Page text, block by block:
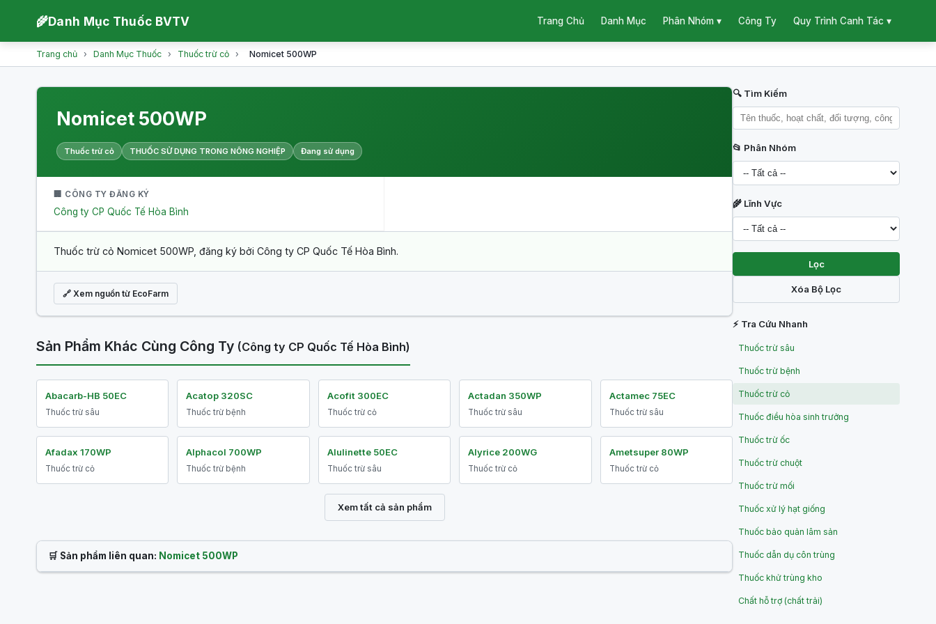
🌾Danh Mục Thuốc BVTV Trang Chủ Danh Mục Phân Nhóm ▾ Công Ty Quy Trình Canh Tác ▾
Trang chủ › Danh Mục Thuốc › Thuốc trừ cỏ › Nomicet 500WP
Nomicet 500WP
Thuốc trừ cỏ THUỐC SỬ DỤNG TRONG NÔNG NGHIỆP Đang sử dụng
🏢 CÔNG TY ĐĂNG KÝ
Công ty CP Quốc Tế Hòa Bình
Thuốc trừ cỏ Nomicet 500WP, đăng ký bởi Công ty CP Quốc Tế Hòa Bình.
🔗 Xem nguồn từ EcoFarm
Sản Phẩm Khác Cùng Công Ty (Công ty CP Quốc Tế Hòa Bình)
Abacarb-HB 50EC
Thuốc trừ sâu
Acatop 320SC
Thuốc trừ bệnh
Acofit 300EC
Thuốc trừ cỏ
Actadan 350WP
Thuốc trừ sâu
Actamec 75EC
Thuốc trừ sâu
Afadax 170WP
Thuốc trừ cỏ
Alphacol 700WP
Thuốc trừ bệnh
Alulinette 50EC
Thuốc trừ sâu
Alyrice 200WG
Thuốc trừ cỏ
Ametsuper 80WP
Thuốc trừ cỏ
Xem tất cả sản phẩm
🛒 Sản phẩm liên quan: Nomicet 500WP
🔍 Tìm Kiếm
📂 Phân Nhóm
🌾 Lĩnh Vực
Lọc
Xóa Bộ Lọc
⚡ Tra Cứu Nhanh
Thuốc trừ sâu
Thuốc trừ bệnh
Thuốc trừ cỏ
Thuốc điều hòa sinh trưởng
Thuốc trừ ốc
Thuốc trừ chuột
Thuốc trừ mối
Thuốc xử lý hạt giống
Thuốc bảo quản lâm sản
Thuốc dẫn dụ côn trùng
Thuốc khử trùng kho
Chất hỗ trợ (chất trải)